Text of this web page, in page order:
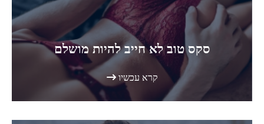
סקס טוב לא חייב להיות מושלם
קרא עכשיו